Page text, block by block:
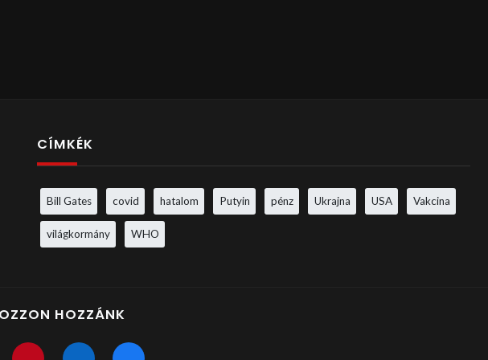
CÍMKÉK
Bill Gates covid hatalom Putyin pénz Ukrajna USA Vakcina
világkormány WHO
HOZZÁNK